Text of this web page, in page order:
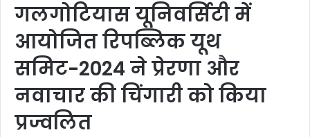
गलगोटियास यूनिवर्सिटी में
आयोजित रिपब्लिक यूथ
समिट-2024 ने प्रेरणा और
नवाचार की चिंगारी को किया
प्रज्वलित